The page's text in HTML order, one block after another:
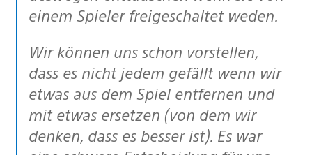
einem Spieler freigeschaltet weden.
Wir können uns schon vorstellen,
dass es nicht jedem gefällt wenn wir
etwas aus dem Spiel entfernen und
mit etwas ersetzen (von dem wir
denken, dass es besser ist). Es war